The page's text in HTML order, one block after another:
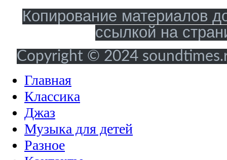
Копирование материалов
ссылкой на
Copyright © 2024
Главная
Классика
Джаз
Музыка для детей
Разное